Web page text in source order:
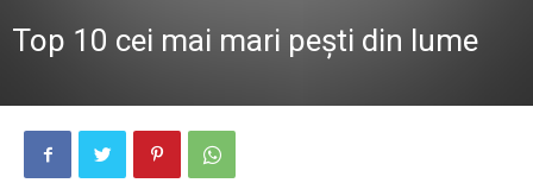
Top 10 cei mai mari pești din lume